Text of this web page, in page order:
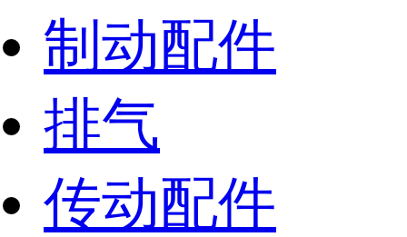
制动配件
排气
传动配件